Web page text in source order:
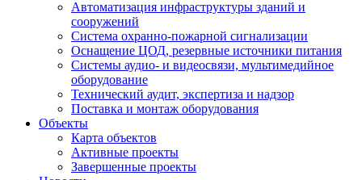
Автоматизация инфраструктуры зданий и
сооружений
Система охранно-пожарной сигнализации
Оснащение ЦОД, резервные источники питания
Системы аудио- и видеосвязи, мультимедийное
оборудование
Технический аудит, экспертиза и надзор
Поставка и монтаж оборудования
Объекты
Карта объектов
Активные проекты
Завершенные проекты